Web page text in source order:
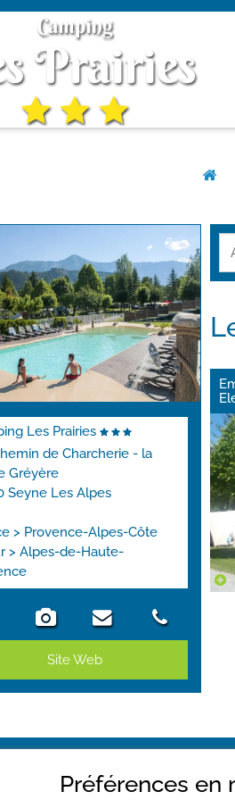
Les Prairies
de Charcherie - la
Gréyère
Seyne Les Alpes
> Provence-Alpes-Côte
> Alpes-de-Haute-
Site Web
Camping Les Prairies
Préférences en